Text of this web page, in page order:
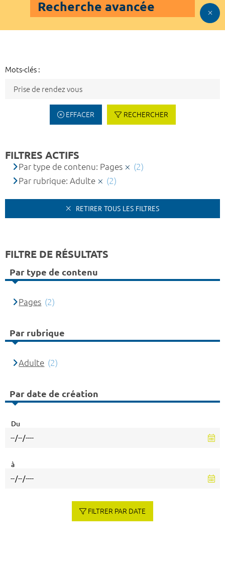
Recherche avancée
Mots-clés :
EFFACER RECHERCHER
FILTRES ACTIFS
Par type de contenu: Pages
(2)
Par rubrique: Adulte
(2)
RETIRER TOUS LES FILTRES
FILTRE DE RÉSULTATS
Par type de contenu
Pages (2)
Par rubrique
Adulte (2)
Par date de création
Du
à
FILTRER PAR DATE